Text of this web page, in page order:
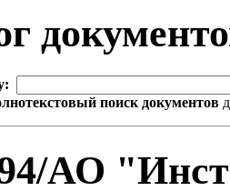
поиск документов
АО